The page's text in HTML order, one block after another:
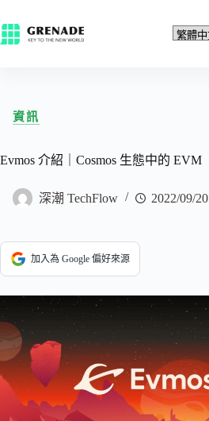
資訊
Evmos 介紹｜Cosmos 生態中的 EVM
深潮 TechFlow 2022/09/20
加入為 Google 偏好來源